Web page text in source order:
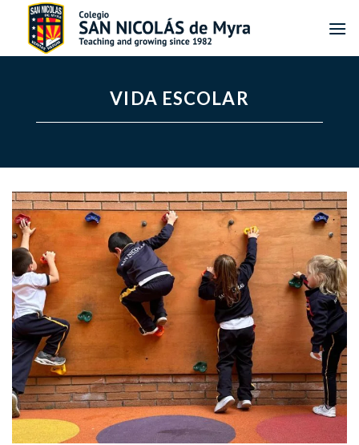
Saltar
contenido
VIDA ESCOLAR